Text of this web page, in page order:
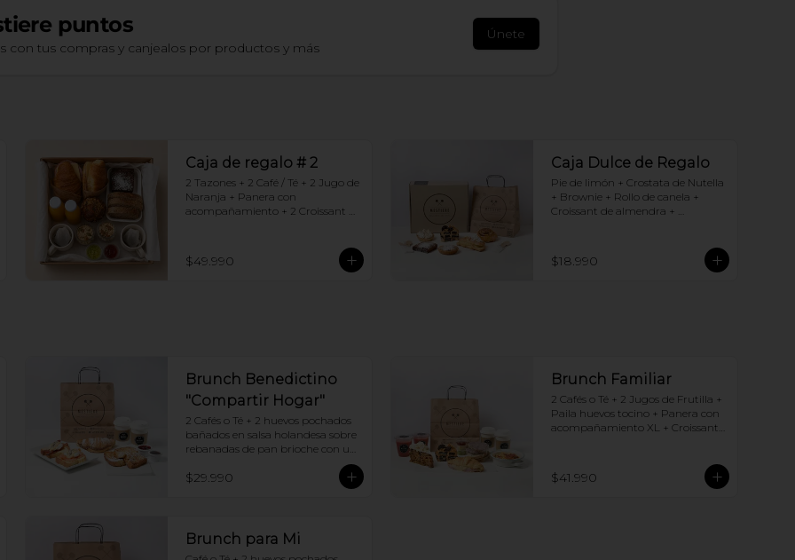
puntos
con tus compras y canjealos por productos y más
Únete
Caja de regalo # 2
2 Tazones + 2 Café / Té + 2 Jugo de
Naranja + Panera con
acompañamiento + 2 Croissant
Arándano
$49.990
Caja Dulce de Regalo
Pie de limón + Crostata de Nutella
+ Brownie + Rollo de canela +
Croissant de almendra +
$18.990
Brunch Benedictino
"Compartir Hogar"
2 Cafés o Té + 2 huevos pochados
bañados en salsa holandesa sobre
rebanadas de pan brioche con un
Tostadas francesas + Croissant de
$29.990
Brunch Familiar
2 Cafés o Té + 2 Jugos de Frutilla +
Paila huevos tocino + Panera con
acompañamiento XL + Croissant
$41.990
Brunch para Mi